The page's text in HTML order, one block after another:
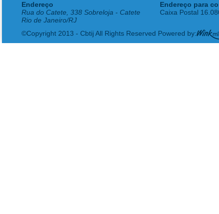
Endereço
Rua do Catete, 338 Sobreloja - Catete
Rio de Janeiro/RJ
Endereço para
Caixa Postal
©Copyright 2013 - Cbtij All Rights Reserved Powered by: